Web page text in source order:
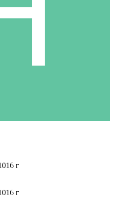
16 г
16 г